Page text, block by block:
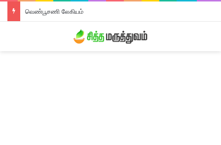
வெண்பூசணி லேகியம்